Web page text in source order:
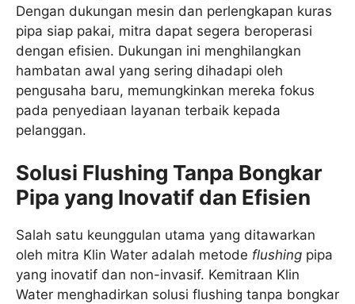
Dengan dukungan mesin dan perlengkapan kuras
pipa siap pakai, mitra dapat segera beroperasi
dengan efisien. Dukungan ini menghilangkan
hambatan awal yang sering dihadapi oleh
pengusaha baru, memungkinkan mereka fokus
pada penyediaan layanan terbaik kepada
pelanggan.
Solusi Flushing Tanpa Bongkar
Pipa yang Inovatif dan Efisien
Salah satu keunggulan utama yang ditawarkan
oleh mitra Klin Water adalah metode flushing pipa
yang inovatif dan non-invasif. Kemitraan Klin
Water menghadirkan solusi flushing tanpa bongkar